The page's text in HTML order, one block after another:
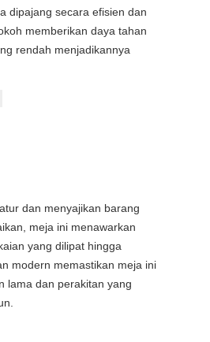
dipajang secara efisien dan
memberikan daya tahan
rendah menjadikannya
dan menyajikan barang
meja ini menawarkan
yang dilipat hingga
modern memastikan meja ini
lama dan perakitan yang